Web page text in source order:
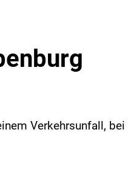
Verkehrsunfall, bei